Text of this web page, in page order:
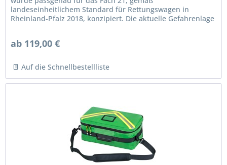
landeseinheitlichem Standard für Rettungswagen in
Rheinland-Pfalz 2018, konzipiert. Die aktuelle Gefahrenlage
ab 119,00 €
Auf die Schnellbestellliste